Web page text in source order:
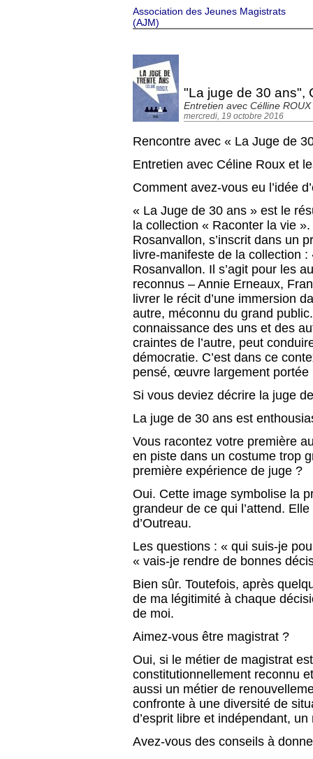
Association des Jeunes Magistrats
(AJM)
"La juge de 30 ans",
Entretien avec Célline
mercredi, 19 octobre 2016
Rencontre avec « La Juge de
Entretien avec Céline Roux et
Comment avez-vous eu l’idée
« La Juge de 30 ans » est le
la collection « Raconter la vie
Rosanvallon, s’inscrit dans un
livre-manifeste de la collection
Rosanvallon. Il s’agit pour les
reconnus – Annie Erneaux,
livrer le récit d’une immersion
autre, méconnu du grand
connaissance des uns et des
craintes de l’autre, peut
démocratie. C’est dans ce
pensé, œuvre largement portée
Si vous deviez décrire la juge
La juge de 30 ans est
Vous racontez votre première
en piste dans un costume trop
première expérience de juge ?
Oui. Cette image symbolise la
grandeur de ce qui l’attend.
d’Outreau.
Les questions : « qui suis-je
« vais-je rendre de bonnes
Bien sûr. Toutefois, après
de ma légitimité à chaque
de moi.
Aimez-vous être magistrat ?
Oui, si le métier de magistrat
constitutionnellement reconnu
aussi un métier de
confronte à une diversité de
d’esprit libre et indépendant,
Avez-vous des conseils à